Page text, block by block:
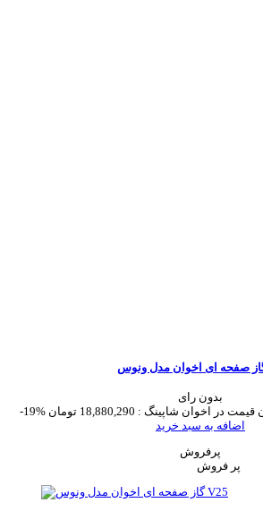
بدون رای
-19%
قیمت در اخوان شاپینگ : 18,880,290 تومان
اضافه به سبد خرید
پرفروش